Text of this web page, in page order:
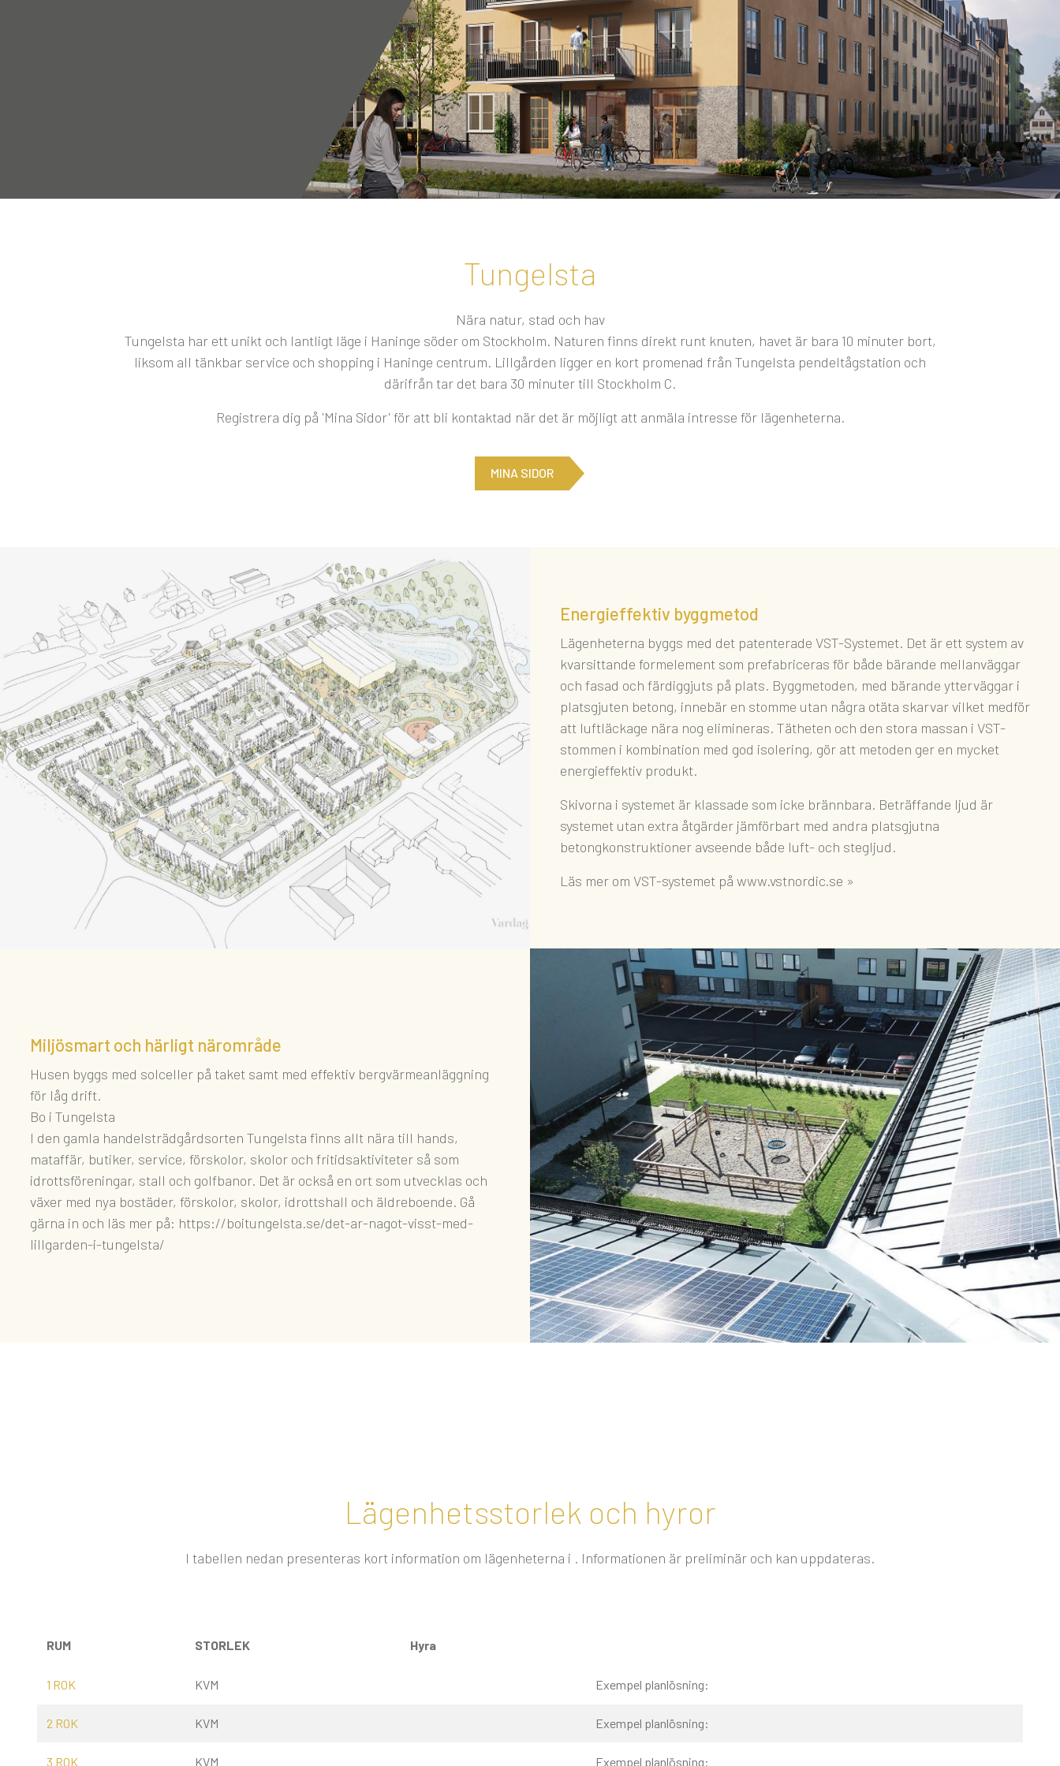
Tungelsta
Nära natur, stad och hav
Tungelsta har ett unikt och lantligt läge i Haninge söder om Stockholm. Naturen finns direkt runt knuten, havet är bara 10 minuter bort,
liksom all tänkbar service och shopping i Haninge centrum. Lillgården ligger en kort promenad från Tungelsta pendeltågstation och
därifrån tar det bara 30 minuter till Stockholm C.
Registrera dig på 'Mina Sidor' för att bli kontaktad när det är möjligt att anmäla intresse för lägenheterna.
MINA SIDOR
Energieffektiv byggmetod
Lägenheterna byggs med det patenterade VST-Systemet. Det är ett system av
kvarsittande formelement som prefabriceras för både bärande mellanväggar
och fasad och färdiggjuts på plats. Byggmetoden, med bärande ytterväggar i
platsgjuten betong, innebär en stomme utan några otäta skarvar vilket medför
att luftläckage nära nog elimineras. Tätheten och den stora massan i VST-
stommen i kombination med god isolering, gör att metoden ger en mycket
energieffektiv produkt.
Skivorna i systemet är klassade som icke brännbara. Beträffande ljud är
systemet utan extra åtgärder jämförbart med andra platsgjutna
betongkonstruktioner avseende både luft- och stegljud.
Läs mer om VST-systemet på www.vstnordic.se »
Miljösmart och härligt närområde
Husen byggs med solceller på taket samt med effektiv bergvärmeanläggning
för låg drift.
Bo i Tungelsta
I den gamla handelsträdgårdsorten Tungelsta finns allt nära till hands,
mataffär, butiker, service, förskolor, skolor och fritidsaktiviteter så som
idrottsföreningar, stall och golfbanor. Det är också en ort som utvecklas och
växer med nya bostäder, förskolor, skolor, idrottshall och äldreboende. Gå
gärna in och läs mer på: https://boitungelsta.se/det-ar-nagot-visst-med-
lillgarden-i-tungelsta/
Lägenhetsstorlek och hyror
I tabellen nedan presenteras kort information om lägenheterna i . Informationen är preliminär och kan uppdateras.
RUM STORLEK Hyra
1 ROK KVM Exempel planlösning:
2 ROK KVM Exempel planlösning:
3 ROK KVM Exempel planlösning: